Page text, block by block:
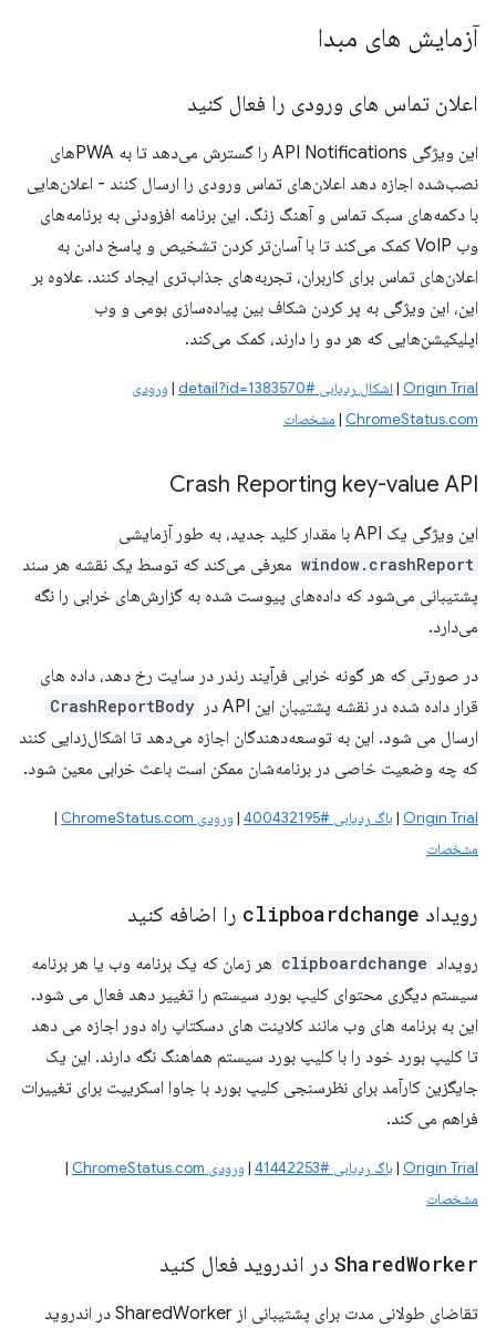
آزمایش های مبدا
اعلان تماس های ورودی را فعال کنید
این ویژگی API Notifications را گسترش می‌دهد تا به PWA‌های
نصب‌شده اجازه دهد اعلان‌های تماس ورودی را ارسال کنند - اعلان‌هایی
با دکمه‌های سبک تماس و آهنگ زنگ. این برنامه افزودنی به برنامه‌های
وب VoIP کمک می‌کند تا با آسان‌تر کردن تشخیص و پاسخ دادن به
اعلان‌های تماس برای کاربران، تجربه‌های جذاب‌تری ایجاد کنند. علاوه بر
این، این ویژگی به پر کردن شکاف بین پیاده‌سازی بومی و وب
اپلیکیشن‌هایی که هر دو را دارند، کمک می‌کند.
Origin Trial
|اشکال ردیابی #detail?id=1383570 |ورودی
ChromeStatus.com
| مشخصات
Crash Reporting key-value API
این ویژگی یک API با مقدار کلید جدید، به طور آزمایشی
window.crashReport معرفی می‌کند که توسط یک نقشه هر سند
پشتیبانی می‌شود که داده‌های پیوست شده به گزارش‌های خرابی را نگه
می‌دارد.
در صورتی که هر گونه خرابی فرآیند رندر در سایت رخ دهد، داده های
قرار داده شده در نقشه پشتیبان این API در
CrashReportBody
ارسال می شود. این به توسعه‌دهندگان اجازه می‌دهد تا اشکال‌زدایی کنند
که چه وضعیت خاصی در برنامه‌شان ممکن است باعث خرابی معین شود.
Origin Trial
| باگ ردیابی #400432195 |ورودی ChromeStatus.com
|
مشخصات
رویداد clipboardchange را اضافه کنید
رویداد clipboardchange هر زمان که یک برنامه وب یا هر برنامه
سیستم دیگری محتوای کلیپ بورد سیستم را تغییر دهد فعال می شود.
این به برنامه های وب مانند کلاینت های دسکتاپ راه دور اجازه می دهد
تا کلیپ بورد خود را با کلیپ بورد سیستم هماهنگ نگه دارند. این یک
جایگزین کارآمد برای نظرسنجی کلیپ بورد با جاوا اسکریپت برای تغییرات
فراهم می کند.
Origin Trial
| باگ ردیابی #41442253 |ورودی ChromeStatus.com
|
مشخصات
SharedWorker در اندروید فعال کنید
تقاضای طولانی مدت برای پشتیبانی از SharedWorker در اندروید